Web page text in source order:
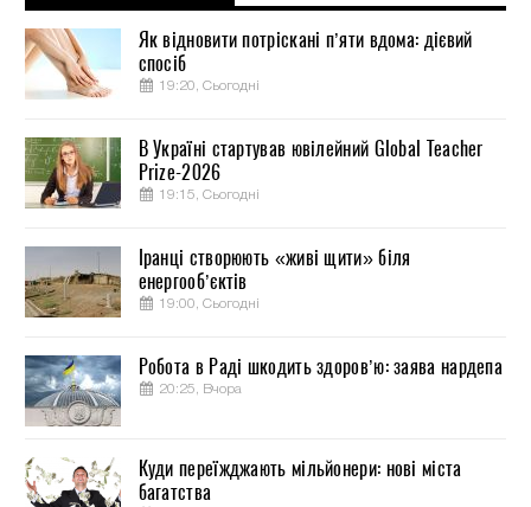
Як відновити потріскані п’яти вдома: дієвий
спосіб
19:20, Сьогодні
В Україні стартував ювілейний Global Teacher
Prize-2026
19:15, Сьогодні
Іранці створюють «живі щити» біля
енергооб’єктів
19:00, Сьогодні
Робота в Раді шкодить здоров’ю: заява нардепа
20:25, Вчора
Куди переїжджають мільйонери: нові міста
багатства